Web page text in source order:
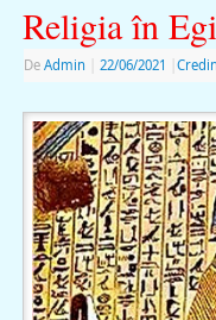
Religia în
De Admin 22/06/2021